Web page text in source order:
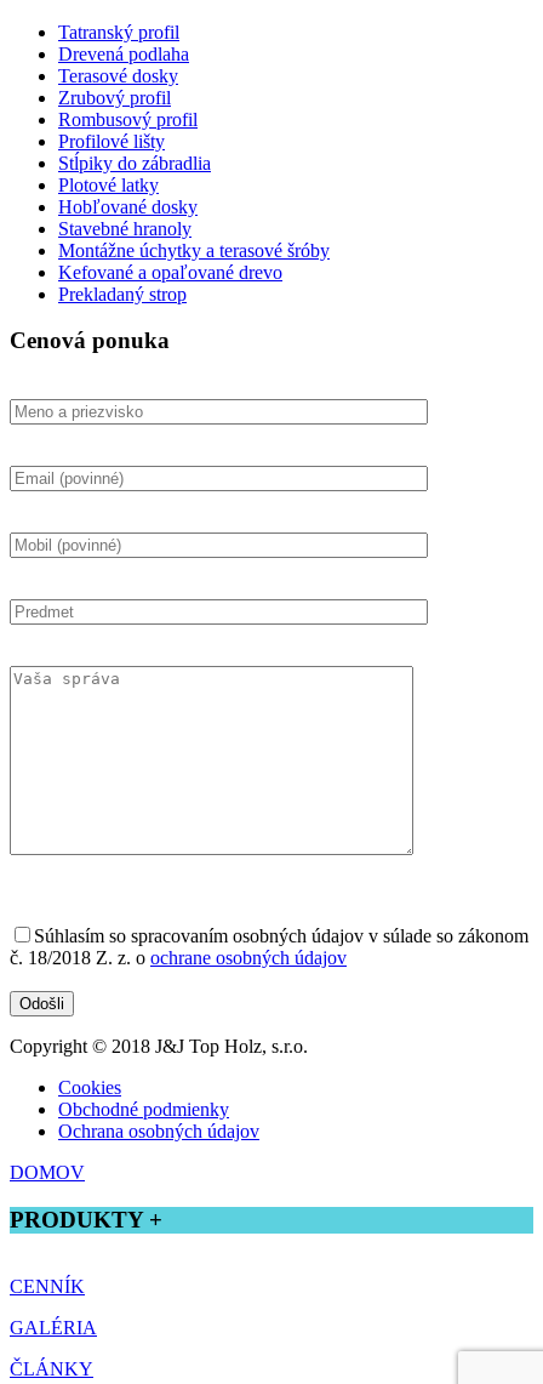
Tatranský profil
Drevená podlaha
Terasové dosky
Zrubový profil
Rombusový profil
Profilové lišty
Stĺpiky do zábradlia
Plotové latky
Hobľované dosky
Stavebné hranoly
Montážne úchytky a terasové šróby
Kefované a opaľované drevo
Prekladaný strop
Cenová ponuka
Súhlasím so spracovaním osobných údajov v súlade so zákonom
č. 18/2018 Z. z. o ochrane osobných údajov
Copyright © 2018 J&J Top Holz, s.r.o.
Cookies
Obchodné podmienky
Ochrana osobných údajov
DOMOV
PRODUKTY +
Drevená podlaha
Zrubový profil
Rombusový profil
Profilové lišty
CENNÍK
GALÉRIA
ČLÁNKY